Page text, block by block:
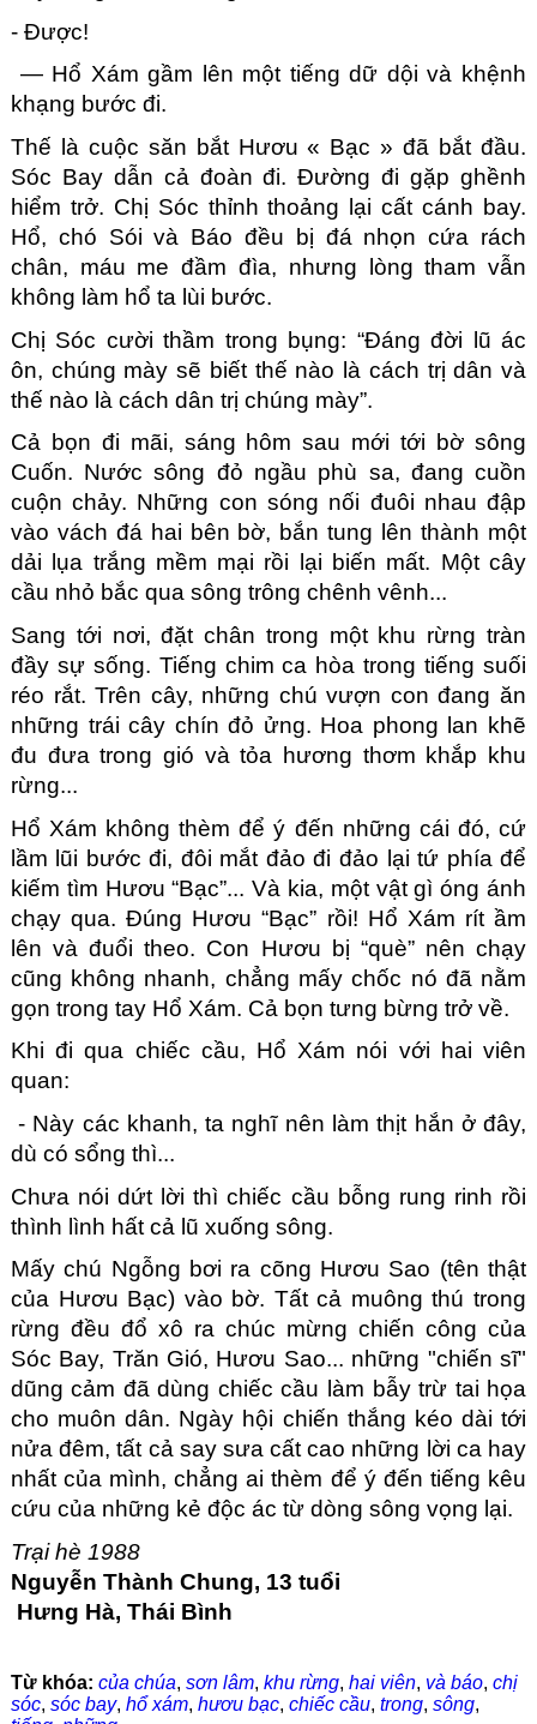
- Được!
— Hổ Xám gầm lên một tiếng dữ dội và khệnh
khạng bước đi.
Thế là cuộc săn bắt Hươu « Bạc » đã bắt đầu.
Sóc Bay dẫn cả đoàn đi. Đường đi gặp ghềnh
hiểm trở. Chị Sóc thỉnh thoảng lại cất cánh bay.
Hổ, chó Sói và Báo đều bị đá nhọn cứa rách
chân, máu me đầm đìa, nhưng lòng tham vẫn
không làm hổ ta lùi bước.
Chị Sóc cười thầm trong bụng: “Đáng đời lũ ác
ôn, chúng mày sẽ biết thế nào là cách trị dân và
thế nào là cách dân trị chúng mày”.
Cả bọn đi mãi, sáng hôm sau mới tới bờ sông
Cuốn. Nước sông đỏ ngầu phù sa, đang cuồn
cuộn chảy. Những con sóng nối đuôi nhau đập
vào vách đá hai bên bờ, bắn tung lên thành một
dải lụa trắng mềm mại rồi lại biến mất. Một cây
cầu nhỏ bắc qua sông trông chênh vênh...
Sang tới nơi, đặt chân trong một khu rừng tràn
đầy sự sống. Tiếng chim ca hòa trong tiếng suối
réo rắt. Trên cây, những chú vượn con đang ăn
những trái cây chín đỏ ửng. Hoa phong lan khẽ
đu đưa trong gió và tỏa hương thơm khắp khu
rừng...
Hổ Xám không thèm để ý đến những cái đó, cứ
lầm lũi bước đi, đôi mắt đảo đi đảo lại tứ phía để
kiếm tìm Hươu “Bạc”... Và kia, một vật gì óng ánh
chạy qua. Đúng Hươu “Bạc” rồi! Hổ Xám rít ầm
lên và đuổi theo. Con Hươu bị “què” nên chạy
cũng không nhanh, chẳng mấy chốc nó đã nằm
gọn trong tay Hổ Xám. Cả bọn tưng bừng trở về.
Khi đi qua chiếc cầu, Hổ Xám nói với hai viên
quan:
- Này các khanh, ta nghĩ nên làm thịt hắn ở đây,
dù có sổng thì...
Chưa nói dứt lời thì chiếc cầu bỗng rung rinh rồi
thình lình hất cả lũ xuống sông.
Mấy chú Ngỗng bơi ra cõng Hươu Sao (tên thật
của Hươu Bạc) vào bờ. Tất cả muông thú trong
rừng đều đổ xô ra chúc mừng chiến công của
Sóc Bay, Trăn Gió, Hươu Sao... những "chiến sĩ"
dũng cảm đã dùng chiếc cầu làm bẫy trừ tai họa
cho muôn dân. Ngày hội chiến thắng kéo dài tới
nửa đêm, tất cả say sưa cất cao những lời ca hay
nhất của mình, chẳng ai thèm để ý đến tiếng kêu
cứu của những kẻ độc ác từ dòng sông vọng lại.
Trại hè 1988
Nguyễn Thành Chung, 13 tuổi
Hưng Hà, Thái Bình
Từ khóa: của chúa, sơn lâm, khu rừng, hai viên, và báo, chị
sóc, sóc bay, hổ xám, hươu bạc, chiếc cầu, trong, sông,